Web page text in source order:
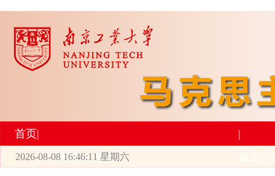
首页|
2026世界杯官网
|
2026-08-08 16:46:11 星期六